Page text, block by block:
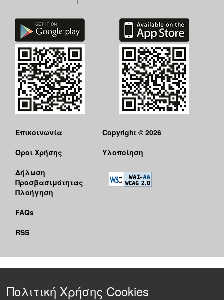
Επικοινωνία
Όροι Χρήσης
Δήλωση
Προσβασιμότητας
Πλοήγηση
FAQs
RSS
Copyright © 2026
Υλοποίηση
Πολιτική Χρήσης Cookies